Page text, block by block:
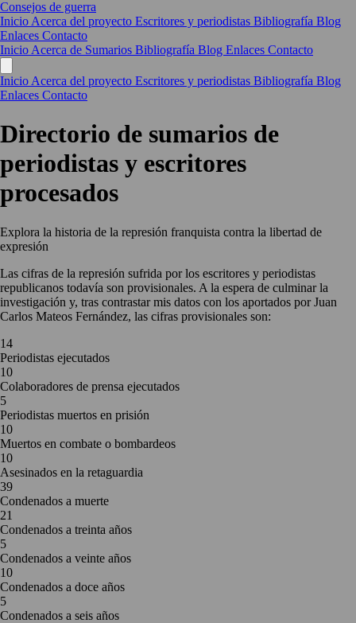
Consejos de guerra
Inicio Acerca del proyecto Escritores y periodistas Bibliografía Blog
Enlaces Contacto
Inicio Acerca de Sumarios Bibliografía Blog Enlaces Contacto
Inicio Acerca del proyecto Escritores y periodistas Bibliografía Blog
Enlaces Contacto
Directorio de sumarios de
periodistas y escritores
procesados
Explora la historia de la represión franquista contra la libertad de
expresión
Las cifras de la represión sufrida por los escritores y periodistas
republicanos todavía son provisionales. A la espera de culminar la
investigación y, tras contrastar mis datos con los aportados por Juan
Carlos Mateos Fernández, las cifras provisionales son:
14
Periodistas ejecutados
10
Colaboradores de prensa ejecutados
5
Periodistas muertos en prisión
10
Muertos en combate o bombardeos
10
Asesinados en la retaguardia
39
Condenados a muerte
21
Condenados a treinta años
5
Condenados a veinte años
10
Condenados a doce años
5
Condenados a seis años